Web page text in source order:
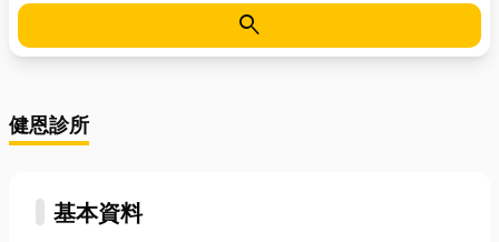
search
健恩診所
基本資料